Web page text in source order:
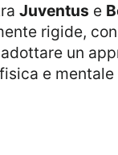
Juventus e
rigide,
un
e